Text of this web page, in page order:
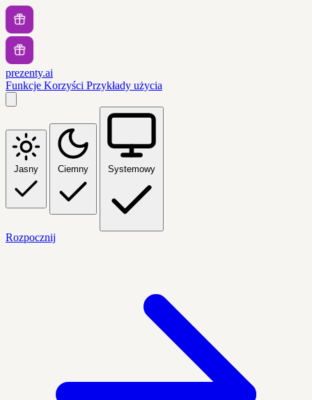
prezenty.ai
Funkcje Korzyści Przykłady użycia
Jasny Ciemny Systemowy
Rozpocznij